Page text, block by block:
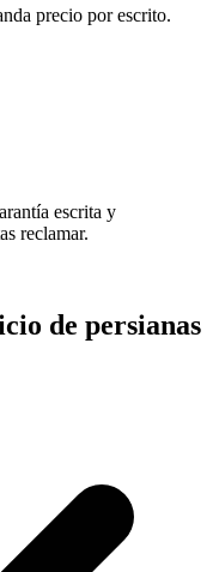
precio por escrito.
escrita y
reclamar.
de persianas